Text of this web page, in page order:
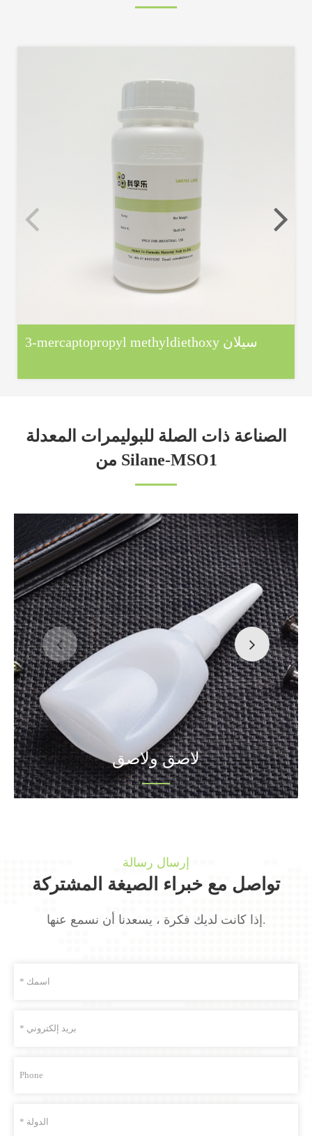
3-mercaptopropyl methyldiethoxy سيلان
الصناعة ذات الصلة للبوليمرات المعدلة
من Silane-MSO1
لاصق ولاصق
إرسال رسالة
تواصل مع خبراء الصيغة المشتركة
إذا كانت لديك فكرة ، يسعدنا أن نسمع عنها.